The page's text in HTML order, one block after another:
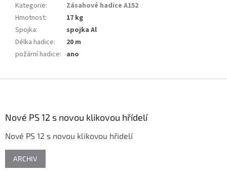
Kategorie:
Zásahové hadice A152
Hmotnost:
17 kg
Spojka:
spojka Al
Délka hadice:
20 m
požární hadice: ano
Nové PS 12 s novou klikovou hřídelí
Nové PS 12 s novou klikovou hřidelí
ARCHIV